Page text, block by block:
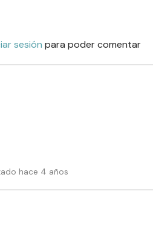
sesión para poder comentar
hace 4 años